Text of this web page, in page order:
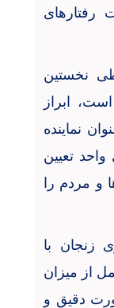
نخستین
ابراز
نماینده
تعیین
و مردم را
زنجان با
از میزان
دقیق و